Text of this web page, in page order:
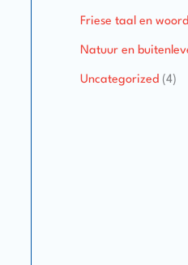
Friese taal en
Natuur en
Uncategorized (4)